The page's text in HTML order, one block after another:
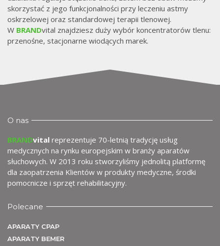
skorzystać z jego funkcjonalności przy leczeniu astmy
oskrzelowej oraz standardowej terapii tlenowej.
W BRANDvital znajdziesz duży wybór koncentratorów tlenu:
przenośne, stacjonarne wiodących marek.
O nas
BRANDvital reprezentuje 70-letnią tradycję usług
medycznych na rynku europejskim w branży aparatów
słuchowych. W 2013 roku stworzyliśmy jednolitą platformę
dla zaopatrzenia Klientów w produkty medyczne, środki
pomocnicze i sprzęt rehabilitacyjny.
Polecane
APARATY CPAP
APARATY BEMER